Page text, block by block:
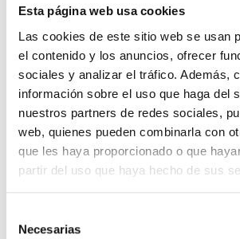
Esta página web usa cookies
Las cookies de este sitio web se usan
el contenido y los anuncios, ofrecer
sociales y analizar el tráfico. Además,
información sobre el uso que haga del
nuestros partners de redes sociales,
web, quienes pueden combinarla con
que les haya proporcionado o que
partir del uso que haya hecho de sus
Necesarias
23.5% Aperçu rapide
Paroi de douche Profiltek
Angulaire (Panneau frontal fixe +
15%
Paroi de